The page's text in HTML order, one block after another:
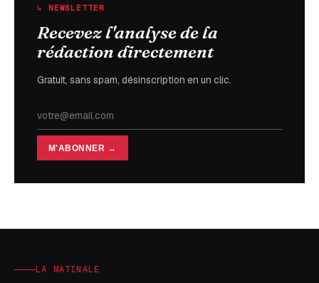
↳ NEWSLETTER
Recevez l'analyse de la
rédaction directement
Gratuit, sans spam, désinscription en un clic.
M'ABONNER →
LA MATINALE